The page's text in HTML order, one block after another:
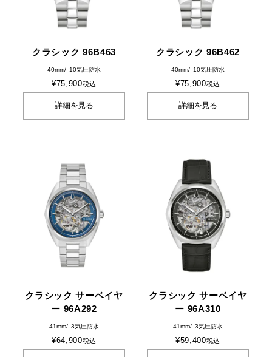
クラシック 96B463
40mm 10気圧防水
¥75,900税込
詳細を見る
クラシック 96B462
40mm 10気圧防水
¥75,900税込
詳細を見る
クラシック サーベイヤ
ー 96A292
41mm 3気圧防水
¥64,900税込
クラシック サーベイヤ
ー 96A310
41mm 3気圧防水
¥59,400税込